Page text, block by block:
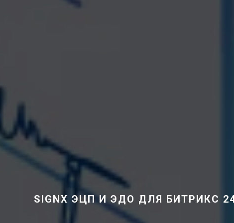
SIGNX ЭЦП И ЭДО ДЛЯ БИТРИКС